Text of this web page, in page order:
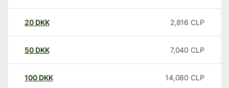
20 DKK 2,816 CLP
50 DKK 7,040 CLP
100 DKK 14,080 CLP